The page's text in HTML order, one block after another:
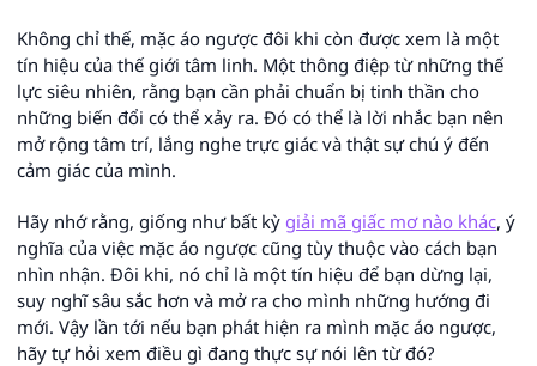
Không chỉ thế, mặc áo ngược đôi khi còn được xem là một
tín hiệu của thế giới tâm linh. Một thông điệp từ những thế
lực siêu nhiên, rằng bạn cần phải chuẩn bị tinh thần cho
những biến đổi có thể xảy ra. Đó có thể là lời nhắc bạn nên
mở rộng tâm trí, lắng nghe trực giác và thật sự chú ý đến
cảm giác của mình.
Hãy nhớ rằng, giống như bất kỳ giải mã giấc mơ nào khác, ý
nghĩa của việc mặc áo ngược cũng tùy thuộc vào cách bạn
nhìn nhận. Đôi khi, nó chỉ là một tín hiệu để bạn dừng lại,
suy nghĩ sâu sắc hơn và mở ra cho mình những hướng đi
mới. Vậy lần tới nếu bạn phát hiện ra mình mặc áo ngược,
hãy tự hỏi xem điều gì đang thực sự nói lên từ đó?